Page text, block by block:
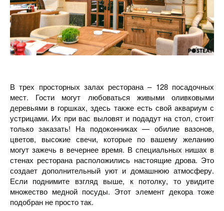
В трех просторных залах ресторана – 128 посадочных
мест. Гости могут любоваться живыми оливковыми
деревьями в горшках, здесь также есть свой аквариум с
устрицами. Их при вас выловят и подадут на стол, стоит
только заказать! На подоконниках — обилие вазонов,
цветов, высокие свечи, которые по вашему желанию
могут зажечь в вечернее время. В специальных нишах в
стенах ресторана расположились настоящие дрова. Это
создает дополнительный уют и домашнюю атмосферу.
Если поднимите взгляд выше, к потолку, то увидите
множество медной посуды. Этот элемент декора тоже
подобран не просто так.